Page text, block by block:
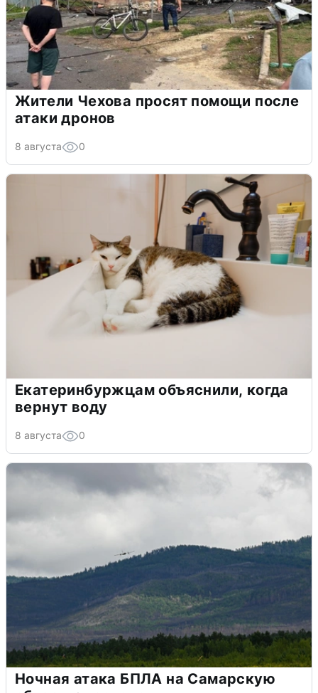
Жители Чехова просят помощи после
атаки дронов
8 августа 0
Екатеринбуржцам объяснили, когда
вернут воду
8 августа 0
Ночная атака БПЛА на Самарскую